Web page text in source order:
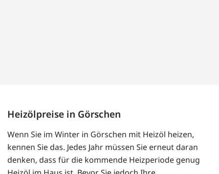
Heizölpreise in Görschen
Wenn Sie im Winter in Görschen mit Heizöl heizen,
kennen Sie das. Jedes Jahr müssen Sie erneut daran
denken, dass für die kommende Heizperiode genug